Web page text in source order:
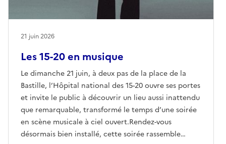
Funky Luciano créera l’ambiance parfaite pour se déhancher,
chanter, crier et libérer son démon intérieur sur des rythmes
Informations pratiques :
→ Dimanche 21 juin 2026 de 19h à 23h
→ Parvis de l’Hôpital national des 15-20, 28 rue de Charenton
– 75012 Paris
(entrée indiquée et fléchée)
→ Concerts gratuit et ouvert à tous, sans inscription ni limite
de place
→ Foodtruck Curiosità, sur place dès 19h
Les 15-20 en musique
Le dimanche 21 juin, à deux pas de la place de la
Bastille, l’Hôpital national des 15-20 ouvre ses portes
et invite le public à découvrir un lieu aussi inattendu
que remarquable, transformé le temps d’une soirée
en scène musicale à ciel ouvert.Rendez-vous
désormais bien installé, cette soirée rassemble
21 juin 2026